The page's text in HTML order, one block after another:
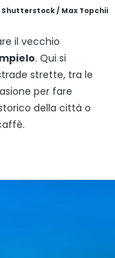
/ Max Topchii
il vecchio
. Qui si
strette, tra le
per fare
della città o